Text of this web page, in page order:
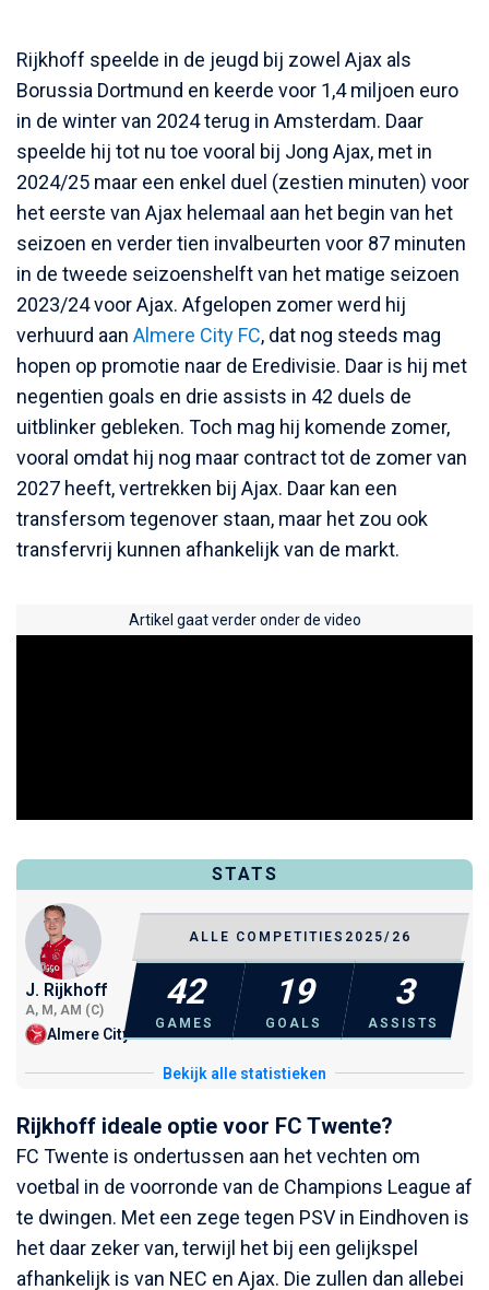
Rijkhoff speelde in de jeugd bij zowel Ajax als
Borussia Dortmund en keerde voor 1,4 miljoen euro
in de winter van 2024 terug in Amsterdam. Daar
speelde hij tot nu toe vooral bij Jong Ajax, met in
2024/25 maar een enkel duel (zestien minuten) voor
het eerste van Ajax helemaal aan het begin van het
seizoen en verder tien invalbeurten voor 87 minuten
in de tweede seizoenshelft van het matige seizoen
2023/24 voor Ajax. Afgelopen zomer werd hij
verhuurd aan Almere City FC, dat nog steeds mag
hopen op promotie naar de Eredivisie. Daar is hij met
negentien goals en drie assists in 42 duels de
uitblinker gebleken. Toch mag hij komende zomer,
vooral omdat hij nog maar contract tot de zomer van
2027 heeft, vertrekken bij Ajax. Daar kan een
transfersom tegenover staan, maar het zou ook
transfervrij kunnen afhankelijk van de markt.
Artikel gaat verder onder de video
STATS
J. Rijkhoff
A, M, AM (C)
Almere City
ALLE COMPETITIES 2025/26
42
GAMES
19
GOALS
3
ASSISTS
Bekijk alle statistieken
Rijkhoff ideale optie voor FC Twente?
FC Twente is ondertussen aan het vechten om
voetbal in de voorronde van de Champions League af
te dwingen. Met een zege tegen PSV in Eindhoven is
het daar zeker van, terwijl het bij een gelijkspel
afhankelijk is van NEC en Ajax. Die zullen dan allebei